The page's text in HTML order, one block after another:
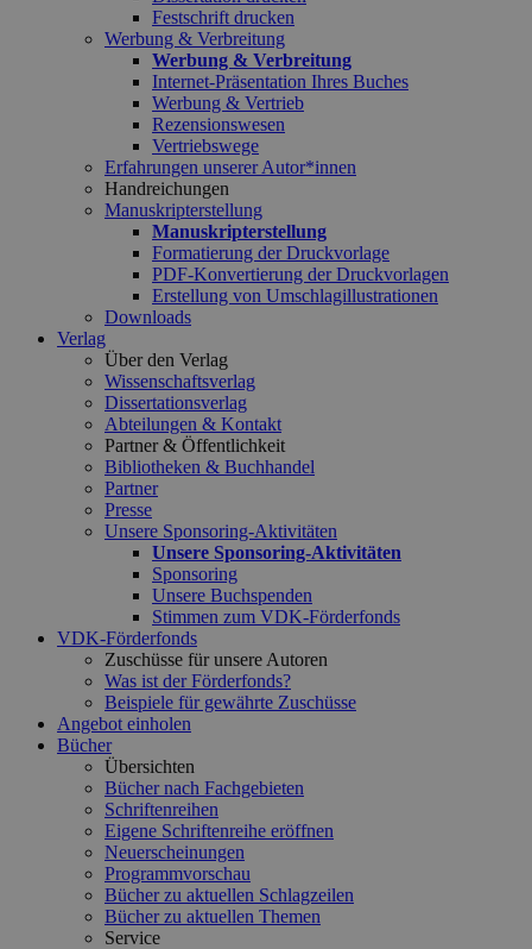
Festschrift drucken
Werbung & Verbreitung
Werbung & Verbreitung
Internet-Präsentation Ihres Buches
Werbung & Vertrieb
Rezensionswesen
Vertriebswege
Erfahrungen unserer Autor*innen
Handreichungen
Manuskripterstellung
Manuskripterstellung
Formatierung der Druckvorlage
PDF-Konvertierung der Druckvorlagen
Erstellung von Umschlagillustrationen
Downloads
Verlag
Über den Verlag
Wissenschaftsverlag
Dissertationsverlag
Abteilungen & Kontakt
Partner & Öffentlichkeit
Bibliotheken & Buchhandel
Partner
Presse
Unsere Sponsoring-Aktivitäten
Unsere Sponsoring-Aktivitäten
Sponsoring
Unsere Buchspenden
Stimmen zum VDK-Förderfonds
VDK-Förderfonds
Zuschüsse für unsere Autoren
Was ist der Förderfonds?
Beispiele für gewährte Zuschüsse
Angebot einholen
Bücher
Übersichten
Bücher nach Fachgebieten
Schriftenreihen
Eigene Schriftenreihe eröffnen
Neuerscheinungen
Programmvorschau
Bücher zu aktuellen Schlagzeilen
Bücher zu aktuellen Themen
Service